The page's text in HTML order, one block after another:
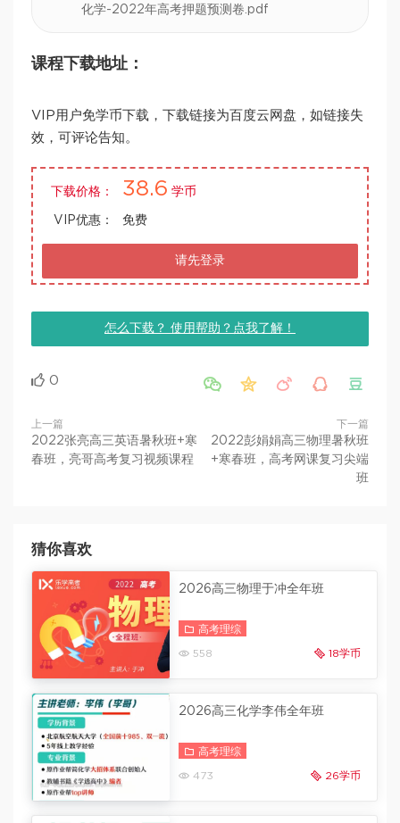
化学-2022年高考押题预测卷.pdf
课程下载地址：
VIP用户免学币下载，下载链接为百度云网盘，如链接失
效，可评论告知。
下载价格： 38.6 学币
VIP优惠： 免费
请先登录
怎么下载？ 使用帮助？点我了解！
0     
上一篇
2022张亮高三英语暑秋班+寒
春班，亮哥高考复习视频课程
下一篇
2022彭娟娟高三物理暑秋班
+寒春班，高考网课复习尖端
班
猜你喜欢
2026高三物理于冲全年班
高考理综
558 18学币
2026高三化学李伟全年班
高考理综
473 26学币